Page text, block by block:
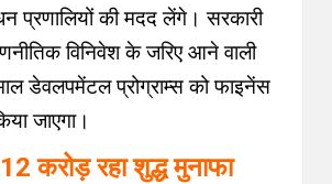
प्रणालियों की मदद लेंगे। सरकारी
विनिवेश के जरिए आने वाली
डेवलपमेंटल प्रोग्राम्स को फाइनेंस
जाएगा।
करोड़ रहा शुद्ध मुनाफा